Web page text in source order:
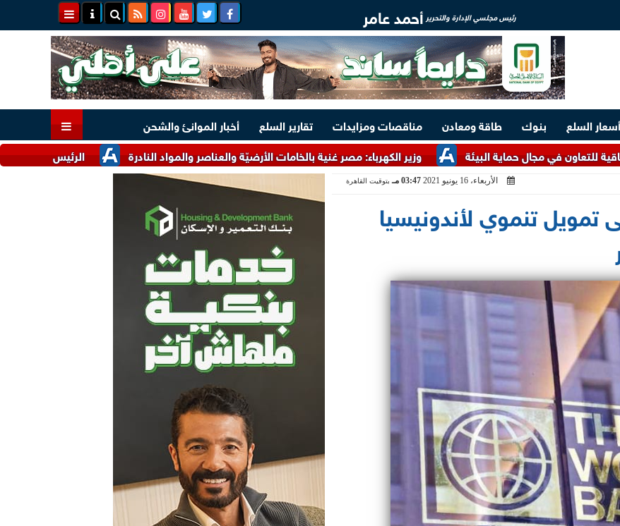
رئيس مجلسي الإدارة والتحرير أحمد عامر
أسعار السلع بنوك طاقة ومعادن مناقصات ومزايدات تقارير السلع
أخبار الموانئ والشحن
الرئيس السيسي وملك البحرين
وزير الكهرباء: مصر غنية بالخامات الأرضيّة والعناصر والمواد النادرة مجال حماية البيئة
الأربعاء، 16 يونيو 2021 03:47 مـ بتوقيت القاهرة
تمويل تنموي لأندونيسيا